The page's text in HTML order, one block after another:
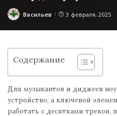
Posted
Васильев 3 февраля, 2025
Содержание
Для музыкантов и диджеев
устройство, а ключевой
работать с десятками